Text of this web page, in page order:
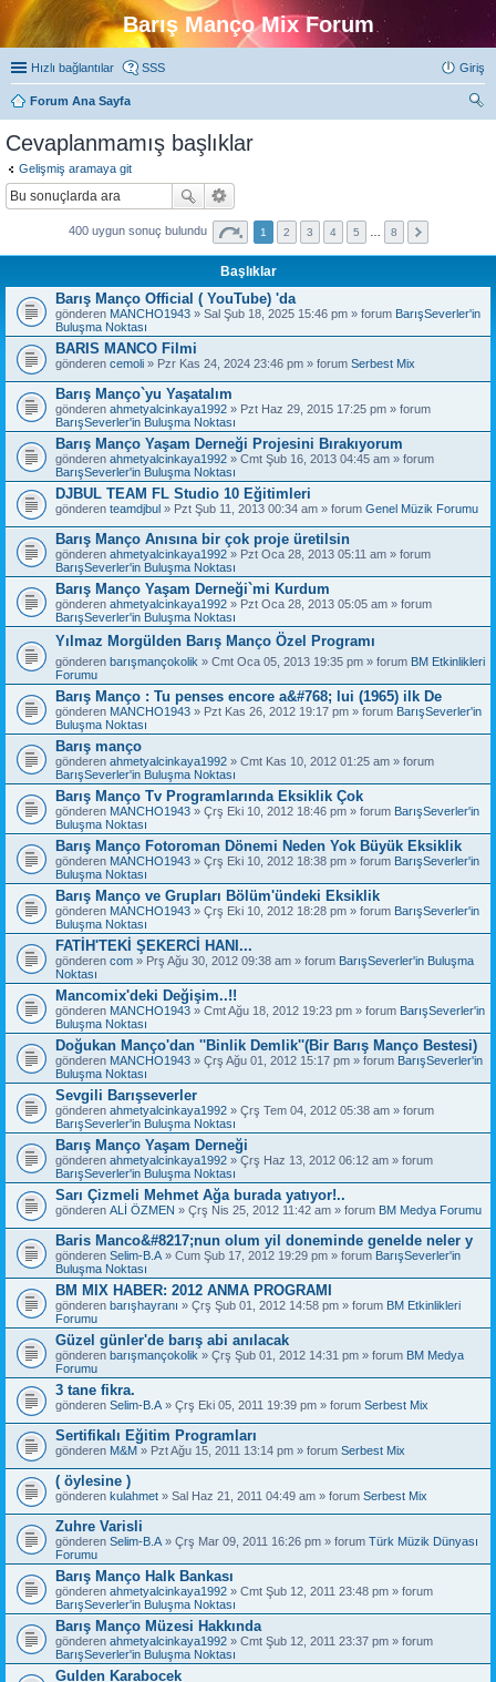
Barış Manço Mix Forum
Hızlı bağlantılar SSS Giriş
Forum Ana Sayfa
Cevaplanmamış başlıklar
Gelişmiş aramaya git
400 uygun sonuç bulundu 1 2 3 4 5 8
Başlıklar
Barış Manço Official ( YouTube) 'da
gönderen MANCHO1943 » Sal Şub 18, 2025 15:46 pm » forum BarışSeverler'in
Buluşma Noktası
BARIS MANCO Filmi
gönderen cemoli » Pzr Kas 24, 2024 23:46 pm » forum Serbest Mix
Barış Manço`yu Yaşatalım
gönderen ahmetyalcinkaya1992 » Pzt Haz 29, 2015 17:25 pm » forum
BarışSeverler'in Buluşma Noktası
Barış Manço Yaşam Derneği Projesini Bırakıyorum
gönderen ahmetyalcinkaya1992 » Cmt Şub 16, 2013 04:45 am » forum
BarışSeverler'in Buluşma Noktası
DJBUL TEAM FL Studio 10 Eğitimleri
gönderen teamdjbul » Pzt Şub 11, 2013 00:34 am » forum Genel Müzik Forumu
Barış Manço Anısına bir çok proje üretilsin
gönderen ahmetyalcinkaya1992 » Pzt Oca 28, 2013 05:11 am » forum
BarışSeverler'in Buluşma Noktası
Barış Manço Yaşam Derneği`mi Kurdum
gönderen ahmetyalcinkaya1992 » Pzt Oca 28, 2013 05:05 am » forum
BarışSeverler'in Buluşma Noktası
Yılmaz Morgülden Barış Manço Özel Programı
gönderen barışmançokolik » Cmt Oca 05, 2013 19:35 pm » forum BM Etkinlikleri
Forumu
Barış Manço : Tu penses encore a&#768; lui (1965) ilk De
gönderen MANCHO1943 » Pzt Kas 26, 2012 19:17 pm » forum BarışSeverler'in
Buluşma Noktası
Barış manço
gönderen ahmetyalcinkaya1992 » Cmt Kas 10, 2012 01:25 am » forum
BarışSeverler'in Buluşma Noktası
Barış Manço Tv Programlarında Eksiklik Çok
gönderen MANCHO1943 » Çrş Eki 10, 2012 18:46 pm » forum BarışSeverler'in
Buluşma Noktası
Barış Manço Fotoroman Dönemi Neden Yok Büyük Eksiklik
gönderen MANCHO1943 » Çrş Eki 10, 2012 18:38 pm » forum BarışSeverler'in
Buluşma Noktası
Barış Manço ve Grupları Bölüm'ündeki Eksiklik
gönderen MANCHO1943 » Çrş Eki 10, 2012 18:28 pm » forum BarışSeverler'in
Buluşma Noktası
FATİH'TEKİ ŞEKERCİ HANI...
gönderen com » Prş Ağu 30, 2012 09:38 am » forum BarışSeverler'in Buluşma
Noktası
Mancomix'deki Değişim..!!
gönderen MANCHO1943 » Cmt Ağu 18, 2012 19:23 pm » forum BarışSeverler'in
Buluşma Noktası
Doğukan Manço'dan ''Binlik Demlik''(Bir Barış Manço Bestesi)
gönderen MANCHO1943 » Çrş Ağu 01, 2012 15:17 pm » forum BarışSeverler'in
Buluşma Noktası
Sevgili Barışseverler
gönderen ahmetyalcinkaya1992 » Çrş Tem 04, 2012 05:38 am » forum
BarışSeverler'in Buluşma Noktası
Barış Manço Yaşam Derneği
gönderen ahmetyalcinkaya1992 » Çrş Haz 13, 2012 06:12 am » forum
BarışSeverler'in Buluşma Noktası
Sarı Çizmeli Mehmet Ağa burada yatıyor!..
gönderen ALİ ÖZMEN » Çrş Nis 25, 2012 11:42 am » forum BM Medya Forumu
Baris Manco&#8217;nun olum yil doneminde genelde neler y
gönderen Selim-B.A » Cum Şub 17, 2012 19:29 pm » forum BarışSeverler'in
Buluşma Noktası
BM MIX HABER: 2012 ANMA PROGRAMI
gönderen barışhayranı » Çrş Şub 01, 2012 14:58 pm » forum BM Etkinlikleri
Forumu
Güzel günler'de barış abi anılacak
gönderen barışmançokolik » Çrş Şub 01, 2012 14:31 pm » forum BM Medya
Forumu
3 tane fikra.
gönderen Selim-B.A » Çrş Eki 05, 2011 19:39 pm » forum Serbest Mix
Sertifikalı Eğitim Programları
gönderen M&M » Pzt Ağu 15, 2011 13:14 pm » forum Serbest Mix
( öylesine )
gönderen kulahmet » Sal Haz 21, 2011 04:49 am » forum Serbest Mix
Zuhre Varisli
gönderen Selim-B.A » Çrş Mar 09, 2011 16:26 pm » forum Türk Müzik Dünyası
Forumu
Barış Manço Halk Bankası
gönderen ahmetyalcinkaya1992 » Cmt Şub 12, 2011 23:48 pm » forum
BarışSeverler'in Buluşma Noktası
Barış Manço Müzesi Hakkında
gönderen ahmetyalcinkaya1992 » Cmt Şub 12, 2011 23:37 pm » forum
BarışSeverler'in Buluşma Noktası
Gulden Karabocek